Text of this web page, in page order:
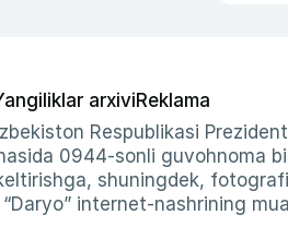
arxiviReklama
Respublikasi
0944-sonli guvohnoma
shuningdek,
internet-nashrining